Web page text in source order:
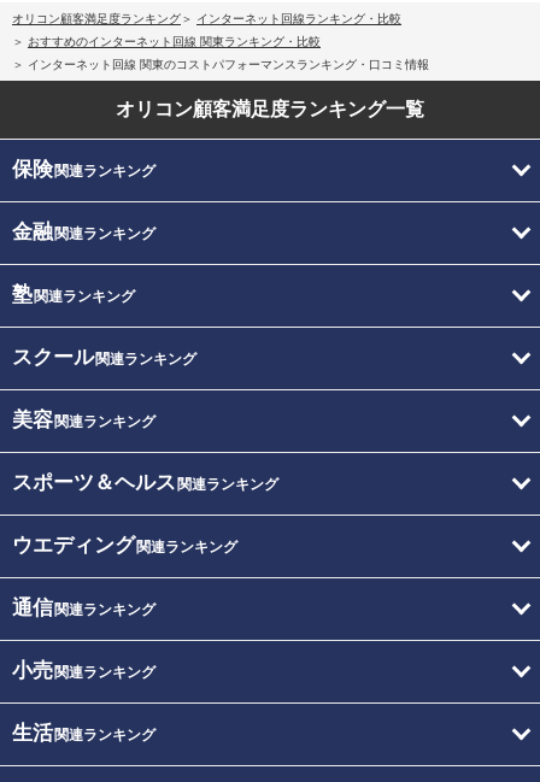
オリコン顧客満足度ランキング
インターネット回線ランキング・比較
おすすめのインターネット回線 関東ランキング・比較
インターネット回線 関東のコストパフォーマンスランキング・口コミ情報
オリコン顧客満足度ランキング一覧
保険関連ランキング
金融関連ランキング
塾関連ランキング
スクール関連ランキング
美容関連ランキング
スポーツ＆ヘルス 関連ランキング
ウエディング関連ランキング
通信関連ランキング
小売関連ランキング
生活関連ランキング